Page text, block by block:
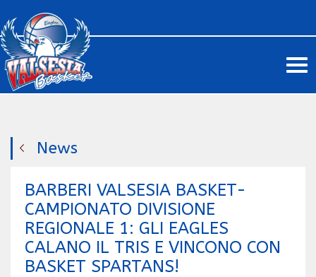
News
BARBERI VALSESIA BASKET-
CAMPIONATO DIVISIONE
REGIONALE 1: GLI EAGLES
CALANO IL TRIS E VINCONO CON
BASKET SPARTANS!